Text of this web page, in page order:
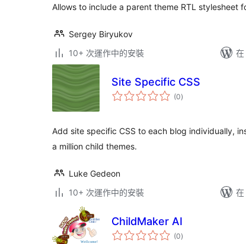
Allows to include a parent theme RTL stylesheet
Sergey Biryukov
10+ 次運作中的安裝
在
Site Specific CSS
(0總
評)
Add site specific CSS to each blog individually,
a million child themes.
Luke Gedeon
10+ 次運作中的安裝
ChildMaker AI
(0總
評)